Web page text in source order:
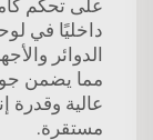
على تحكم
داخليًا في
الدوائر
مما يضمن
عالية وقدرة
مستقرة.